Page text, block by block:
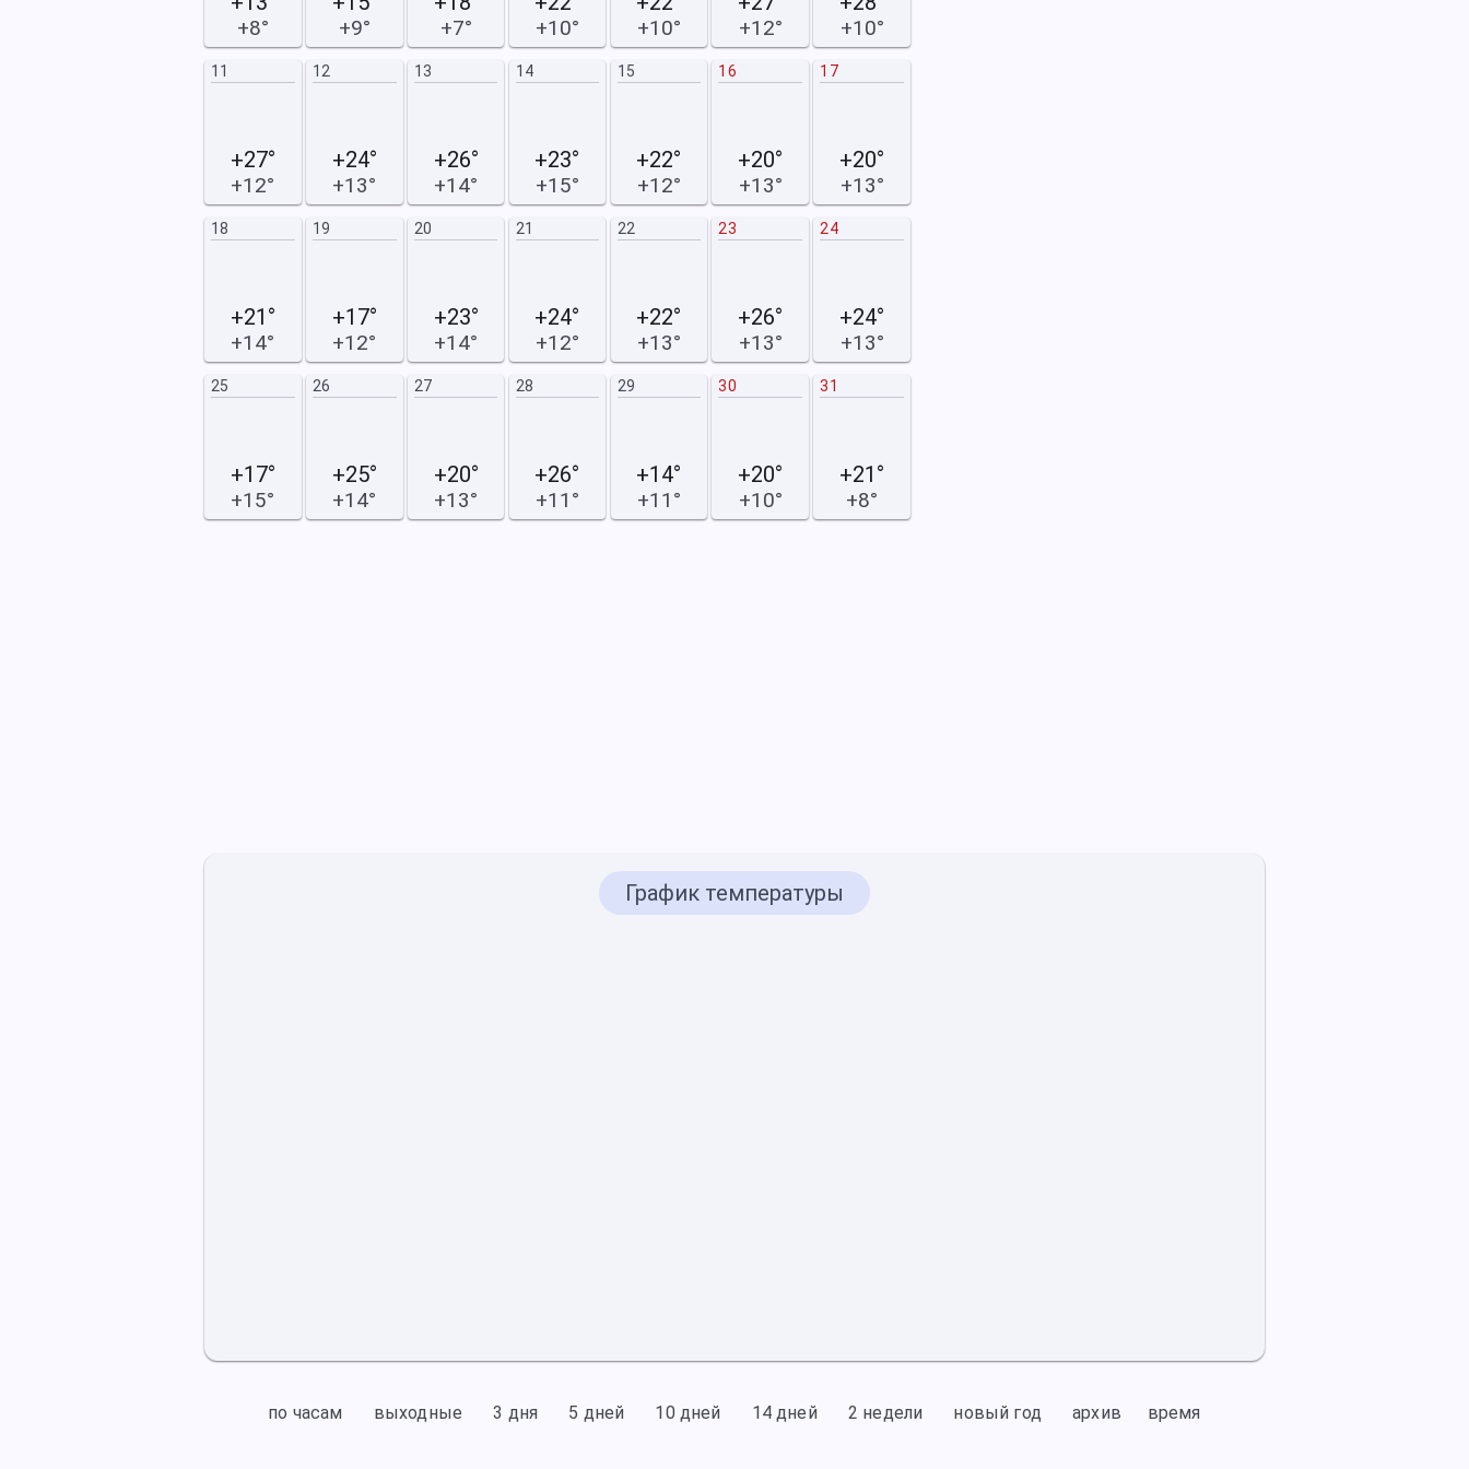
+8° +9° +7° +10° +10° +12° +10°
11
+27°
+12°
12
+24°
+13°
13
+26°
+14°
14
+23°
+15°
15
+22°
+12°
16
+20°
+13°
17
+20°
+13°
18
+21°
+14°
19
+17°
+12°
20
+23°
+14°
21
+24°
+12°
22
+22°
+13°
23
+26°
+13°
24
+24°
+13°
25
+17°
+15°
26
+25°
+14°
27
+20°
+13°
28
+26°
+11°
29
+14°
+11°
30
+20°
+10°
31
+21°
+8°
График температуры
по часам выходные 3 дня 5 дней 10 дней 14 дней 2 недели новый год архив время